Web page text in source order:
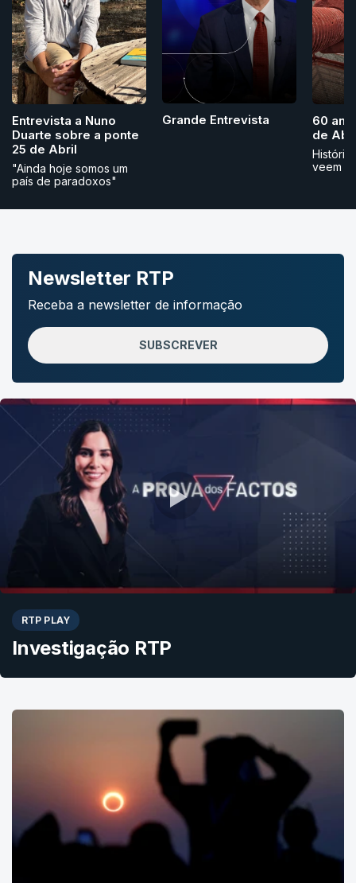
Entrevista a Nuno
Duarte sobre a ponte
25 de Abril
"Ainda hoje somos um
país de paradoxos"
Grande Entrevista
60
de
veem
Newsletter RTP
Receba a newsletter de informação
SUBSCREVER
RTP PLAY
Investigação RTP